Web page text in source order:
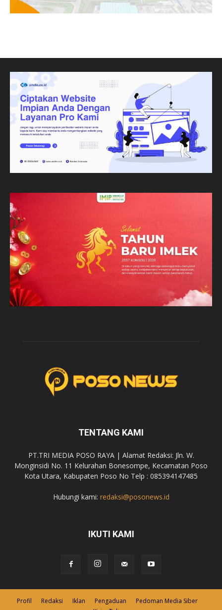
TENTANG KAMI
PT.TRI MEDIA POSO RAYA | Alamat Redaksi: Jln. W.
Monginsidi No. 11 Kelurahan Bonesompe, Kecamatan Poso
Kota Utara, Kabupaten Poso No Telp : 085394147485
Hubungi kami: redaksi@posonews.id
IKUTI KAMI
Profil Redaksi Iklan Pengaduan
Pedoman Media Siber